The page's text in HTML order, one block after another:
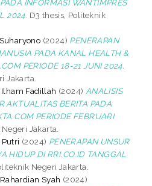
INFORMASI WANTIMPRES
2024. D3 thesis, Politeknik
(2024) PENERAPAN
PADA KANAL HEALTH &
PERIODE 18-21 JUNI 2024.
Jakarta.
Fadillah (2024) ANALISIS
AKTUALITAS BERITA PADA
PERIODE FEBRUARI
Jakarta.
(2024) PENERAPAN UNSUR
HIDUP DI RRI.CO.ID TANGGAL
Negeri Jakarta.
Syah (2024)